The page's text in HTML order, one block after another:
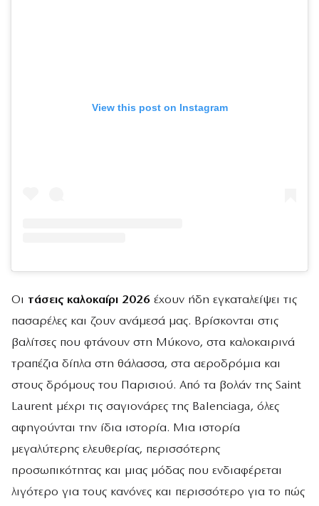
View this post on Instagram
Οι τάσεις καλοκαίρι 2026 έχουν ήδη εγκαταλείψει τις
πασαρέλες και ζουν ανάμεσά μας. Βρίσκονται στις
βαλίτσες που φτάνουν στη Μύκονο, στα καλοκαιρινά
τραπέζια δίπλα στη θάλασσα, στα αεροδρόμια και
στους δρόμους του Παρισιού. Από τα βολάν της Saint
Laurent μέχρι τις σαγιονάρες της Balenciaga, όλες
αφηγούνται την ίδια ιστορία. Μια ιστορία
μεγαλύτερης ελευθερίας, περισσότερης
προσωπικότητας και μιας μόδας που ενδιαφέρεται
λιγότερο για τους κανόνες και περισσότερο για το πώς